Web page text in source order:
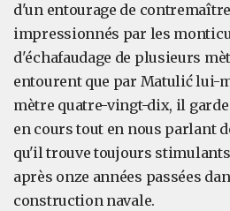
d'un entourage de
impressionnés par les
d'échafaudage de plusieurs
entourent que par Matulić lui-
mètre quatre-vingt-dix, il
en cours tout en nous parlant
qu'il trouve toujours stimulants
après onze années passées
construction navale.